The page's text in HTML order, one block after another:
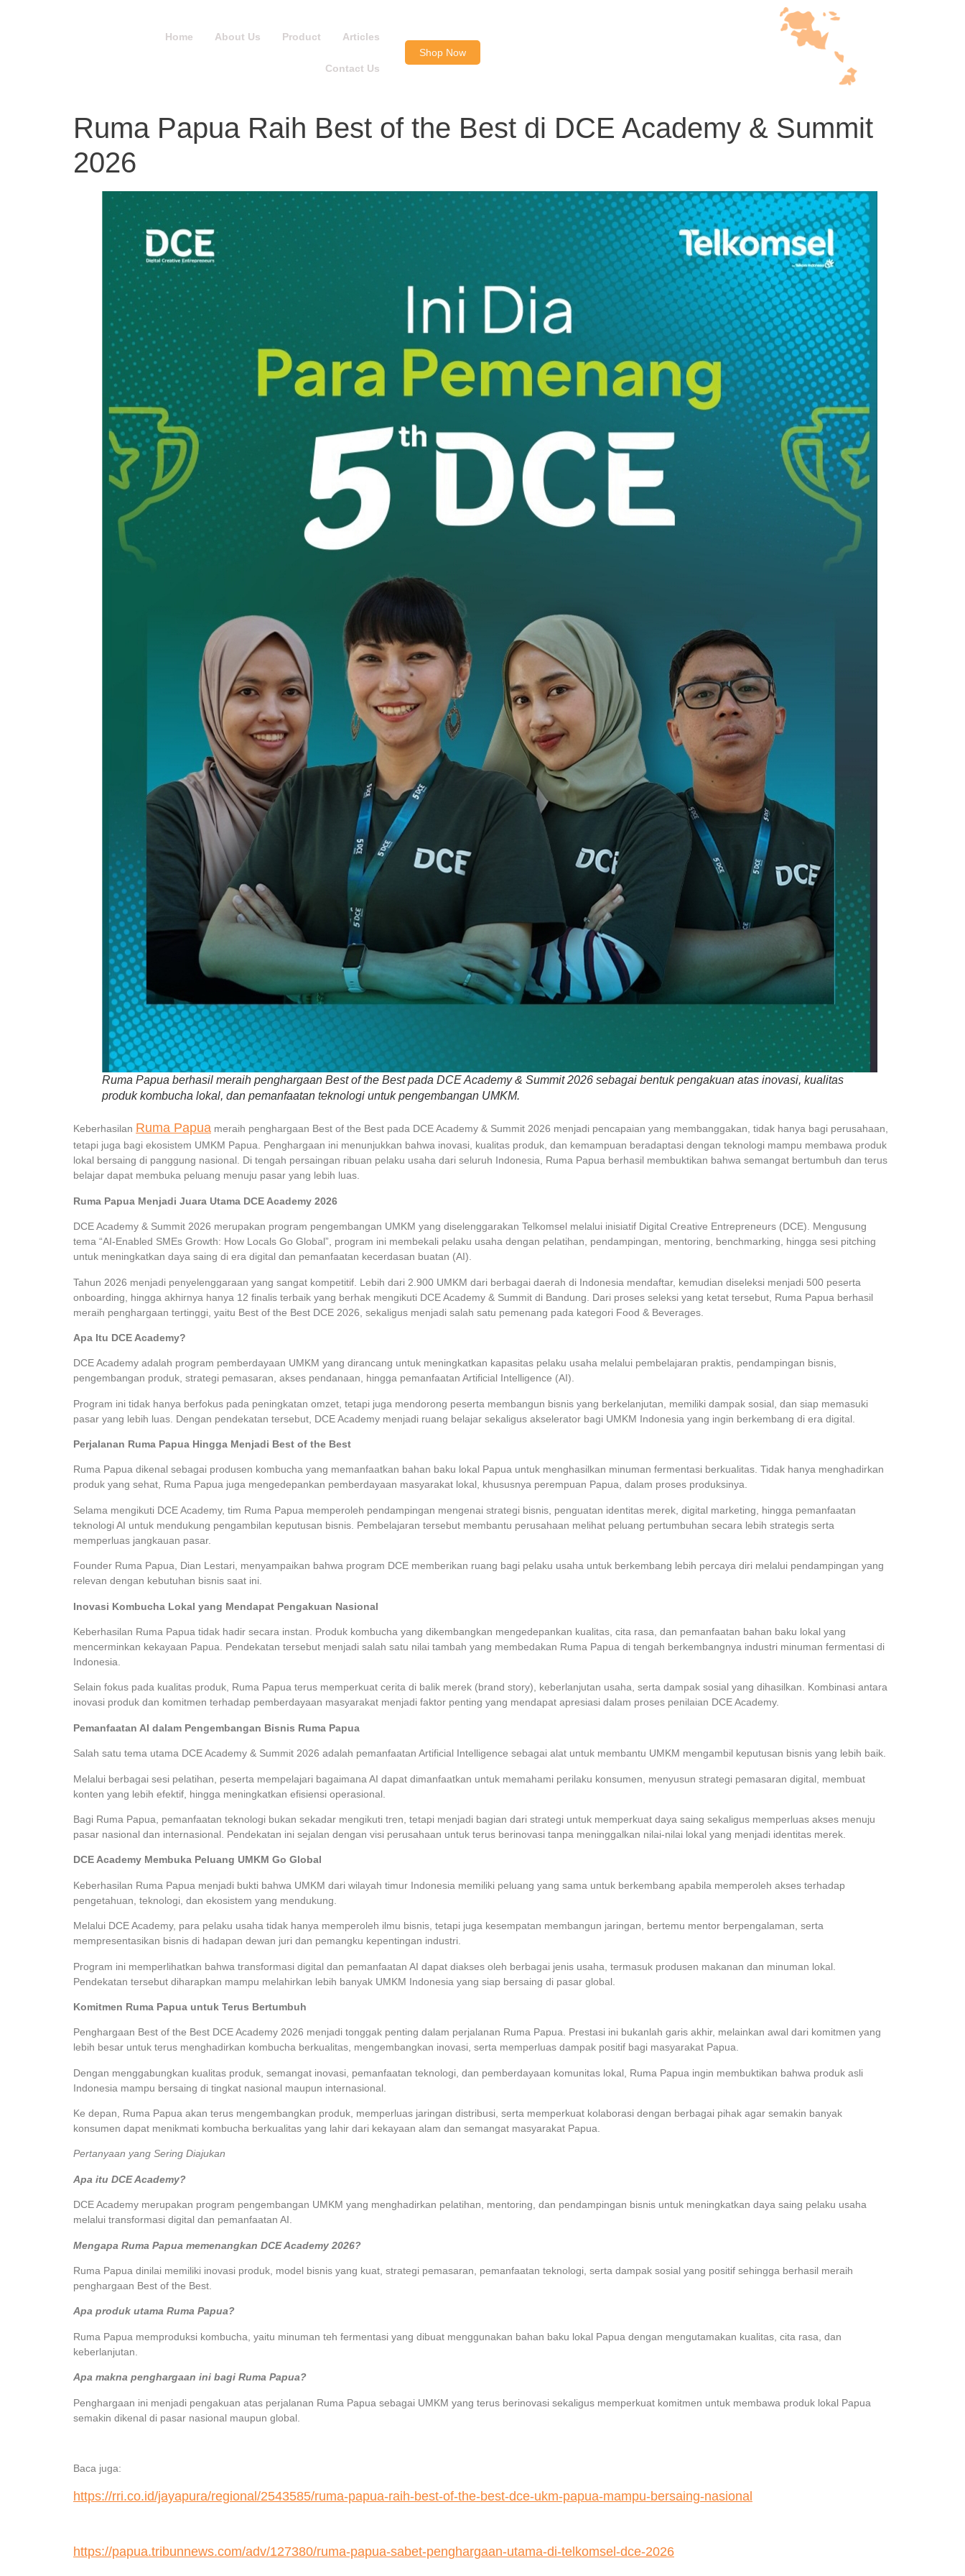
Home About Us Product Articles
Contact Us
Shop Now
Ruma Papua Raih Best of the Best di DCE Academy & Summit
2026
Ruma Papua berhasil meraih penghargaan Best of the Best pada DCE Academy & Summit 2026 sebagai bentuk pengakuan atas inovasi, kualitas
produk kombucha lokal, dan pemanfaatan teknologi untuk pengembangan UMKM.
Keberhasilan Ruma Papua meraih penghargaan Best of the Best pada DCE Academy & Summit 2026 menjadi pencapaian yang membanggakan, tidak hanya bagi perusahaan,
tetapi juga bagi ekosistem UMKM Papua. Penghargaan ini menunjukkan bahwa inovasi, kualitas produk, dan kemampuan beradaptasi dengan teknologi mampu membawa produk
lokal bersaing di panggung nasional. Di tengah persaingan ribuan pelaku usaha dari seluruh Indonesia, Ruma Papua berhasil membuktikan bahwa semangat bertumbuh dan terus
belajar dapat membuka peluang menuju pasar yang lebih luas.
Ruma Papua Menjadi Juara Utama DCE Academy 2026
DCE Academy & Summit 2026 merupakan program pengembangan UMKM yang diselenggarakan Telkomsel melalui inisiatif Digital Creative Entrepreneurs (DCE). Mengusung
tema “AI-Enabled SMEs Growth: How Locals Go Global”, program ini membekali pelaku usaha dengan pelatihan, pendampingan, mentoring, benchmarking, hingga sesi pitching
untuk meningkatkan daya saing di era digital dan pemanfaatan kecerdasan buatan (AI).
Tahun 2026 menjadi penyelenggaraan yang sangat kompetitif. Lebih dari 2.900 UMKM dari berbagai daerah di Indonesia mendaftar, kemudian diseleksi menjadi 500 peserta
onboarding, hingga akhirnya hanya 12 finalis terbaik yang berhak mengikuti DCE Academy & Summit di Bandung. Dari proses seleksi yang ketat tersebut, Ruma Papua berhasil
meraih penghargaan tertinggi, yaitu Best of the Best DCE 2026, sekaligus menjadi salah satu pemenang pada kategori Food & Beverages.
Apa Itu DCE Academy?
DCE Academy adalah program pemberdayaan UMKM yang dirancang untuk meningkatkan kapasitas pelaku usaha melalui pembelajaran praktis, pendampingan bisnis,
pengembangan produk, strategi pemasaran, akses pendanaan, hingga pemanfaatan Artificial Intelligence (AI).
Program ini tidak hanya berfokus pada peningkatan omzet, tetapi juga mendorong peserta membangun bisnis yang berkelanjutan, memiliki dampak sosial, dan siap memasuki
pasar yang lebih luas. Dengan pendekatan tersebut, DCE Academy menjadi ruang belajar sekaligus akselerator bagi UMKM Indonesia yang ingin berkembang di era digital.
Perjalanan Ruma Papua Hingga Menjadi Best of the Best
Ruma Papua dikenal sebagai produsen kombucha yang memanfaatkan bahan baku lokal Papua untuk menghasilkan minuman fermentasi berkualitas. Tidak hanya menghadirkan
produk yang sehat, Ruma Papua juga mengedepankan pemberdayaan masyarakat lokal, khususnya perempuan Papua, dalam proses produksinya.
Selama mengikuti DCE Academy, tim Ruma Papua memperoleh pendampingan mengenai strategi bisnis, penguatan identitas merek, digital marketing, hingga pemanfaatan
teknologi AI untuk mendukung pengambilan keputusan bisnis. Pembelajaran tersebut membantu perusahaan melihat peluang pertumbuhan secara lebih strategis serta
memperluas jangkauan pasar.
Founder Ruma Papua, Dian Lestari, menyampaikan bahwa program DCE memberikan ruang bagi pelaku usaha untuk berkembang lebih percaya diri melalui pendampingan yang
relevan dengan kebutuhan bisnis saat ini.
Inovasi Kombucha Lokal yang Mendapat Pengakuan Nasional
Keberhasilan Ruma Papua tidak hadir secara instan. Produk kombucha yang dikembangkan mengedepankan kualitas, cita rasa, dan pemanfaatan bahan baku lokal yang
mencerminkan kekayaan Papua. Pendekatan tersebut menjadi salah satu nilai tambah yang membedakan Ruma Papua di tengah berkembangnya industri minuman fermentasi di
Indonesia.
Selain fokus pada kualitas produk, Ruma Papua terus memperkuat cerita di balik merek (brand story), keberlanjutan usaha, serta dampak sosial yang dihasilkan. Kombinasi antara
inovasi produk dan komitmen terhadap pemberdayaan masyarakat menjadi faktor penting yang mendapat apresiasi dalam proses penilaian DCE Academy.
Pemanfaatan AI dalam Pengembangan Bisnis Ruma Papua
Salah satu tema utama DCE Academy & Summit 2026 adalah pemanfaatan Artificial Intelligence sebagai alat untuk membantu UMKM mengambil keputusan bisnis yang lebih baik.
Melalui berbagai sesi pelatihan, peserta mempelajari bagaimana AI dapat dimanfaatkan untuk memahami perilaku konsumen, menyusun strategi pemasaran digital, membuat
konten yang lebih efektif, hingga meningkatkan efisiensi operasional.
Bagi Ruma Papua, pemanfaatan teknologi bukan sekadar mengikuti tren, tetapi menjadi bagian dari strategi untuk memperkuat daya saing sekaligus memperluas akses menuju
pasar nasional dan internasional. Pendekatan ini sejalan dengan visi perusahaan untuk terus berinovasi tanpa meninggalkan nilai-nilai lokal yang menjadi identitas merek.
DCE Academy Membuka Peluang UMKM Go Global
Keberhasilan Ruma Papua menjadi bukti bahwa UMKM dari wilayah timur Indonesia memiliki peluang yang sama untuk berkembang apabila memperoleh akses terhadap
pengetahuan, teknologi, dan ekosistem yang mendukung.
Melalui DCE Academy, para pelaku usaha tidak hanya memperoleh ilmu bisnis, tetapi juga kesempatan membangun jaringan, bertemu mentor berpengalaman, serta
mempresentasikan bisnis di hadapan dewan juri dan pemangku kepentingan industri.
Program ini memperlihatkan bahwa transformasi digital dan pemanfaatan AI dapat diakses oleh berbagai jenis usaha, termasuk produsen makanan dan minuman lokal.
Pendekatan tersebut diharapkan mampu melahirkan lebih banyak UMKM Indonesia yang siap bersaing di pasar global.
Komitmen Ruma Papua untuk Terus Bertumbuh
Penghargaan Best of the Best DCE Academy 2026 menjadi tonggak penting dalam perjalanan Ruma Papua. Prestasi ini bukanlah garis akhir, melainkan awal dari komitmen yang
lebih besar untuk terus menghadirkan kombucha berkualitas, mengembangkan inovasi, serta memperluas dampak positif bagi masyarakat Papua.
Dengan menggabungkan kualitas produk, semangat inovasi, pemanfaatan teknologi, dan pemberdayaan komunitas lokal, Ruma Papua ingin membuktikan bahwa produk asli
Indonesia mampu bersaing di tingkat nasional maupun internasional.
Ke depan, Ruma Papua akan terus mengembangkan produk, memperluas jaringan distribusi, serta memperkuat kolaborasi dengan berbagai pihak agar semakin banyak
konsumen dapat menikmati kombucha berkualitas yang lahir dari kekayaan alam dan semangat masyarakat Papua.
Pertanyaan yang Sering Diajukan
Apa itu DCE Academy?
DCE Academy merupakan program pengembangan UMKM yang menghadirkan pelatihan, mentoring, dan pendampingan bisnis untuk meningkatkan daya saing pelaku usaha
melalui transformasi digital dan pemanfaatan AI.
Mengapa Ruma Papua memenangkan DCE Academy 2026?
Ruma Papua dinilai memiliki inovasi produk, model bisnis yang kuat, strategi pemasaran, pemanfaatan teknologi, serta dampak sosial yang positif sehingga berhasil meraih
penghargaan Best of the Best.
Apa produk utama Ruma Papua?
Ruma Papua memproduksi kombucha, yaitu minuman teh fermentasi yang dibuat menggunakan bahan baku lokal Papua dengan mengutamakan kualitas, cita rasa, dan
keberlanjutan.
Apa makna penghargaan ini bagi Ruma Papua?
Penghargaan ini menjadi pengakuan atas perjalanan Ruma Papua sebagai UMKM yang terus berinovasi sekaligus memperkuat komitmen untuk membawa produk lokal Papua
semakin dikenal di pasar nasional maupun global.
Baca juga:
https://rri.co.id/jayapura/regional/2543585/ruma-papua-raih-best-of-the-best-dce-ukm-papua-mampu-bersaing-nasional
https://papua.tribunnews.com/adv/127380/ruma-papua-sabet-penghargaan-utama-di-telkomsel-dce-2026